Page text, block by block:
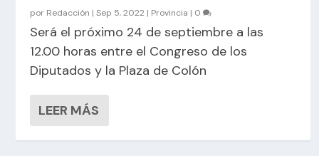
por Redacción |Sep 5, 2022 | Provincia | 0
Será el próximo 24 de septiembre a las
12.00 horas entre el Congreso de los
Diputados y la Plaza de Colón
LEER MÁS